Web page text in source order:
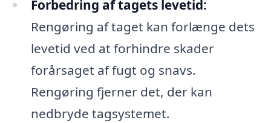
Forbedring af tagets levetid:
Rengøring af taget kan forlænge dets
levetid ved at forhindre skader
forårsaget af fugt og snavs.
Rengøring fjerner det, der kan
nedbryde tagsystemet.